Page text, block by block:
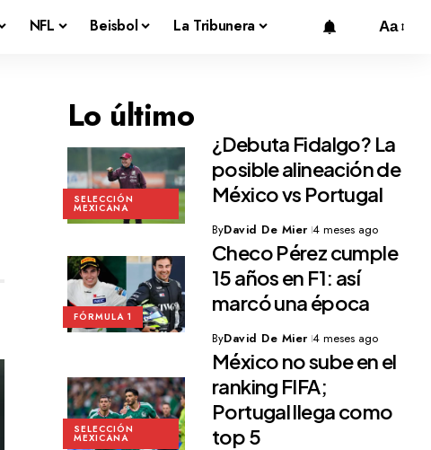
NFL Beisbol La Tribunera Aa
Lo último
SELECCIÓN
MEXICANA
¿Debuta Fidalgo? La
posible alineación de
México vs Portugal
ByDavid De Mier 4 meses ago
FÓRMULA 1
Checo Pérez cumple
15 años en F1: así
marcó una época
ByDavid De Mier 4 meses ago
SELECCIÓN
MEXICANA
México no sube en el
ranking FIFA;
Portugal llega como
top 5